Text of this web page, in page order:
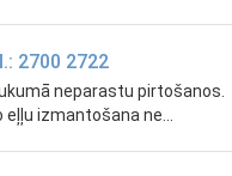
2700 2722
neparastu pirtošanos.
izmantošana ne...